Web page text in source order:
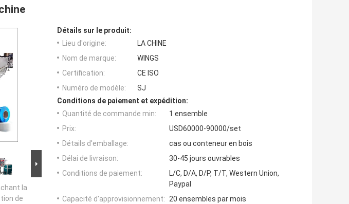
la
de
Détails sur le produit:
Lieu d'origine:
LA CHINE
Nom de marque:
WINGS
Certification:
CE ISO
Numéro de modèle:
SJ
Conditions de paiement et expédition:
Quantité de commande min:
1 ensemble
Prix:
USD60000-90000/set
Détails d'emballage:
cas ou conteneur en bois
Délai de livraison:
30-45 jours ouvrables
Conditions de paiement:
L/C, D/A, D/P, T/T, Western Union,
Paypal
Capacité d'approvisionnement:
20 ensembles par mois